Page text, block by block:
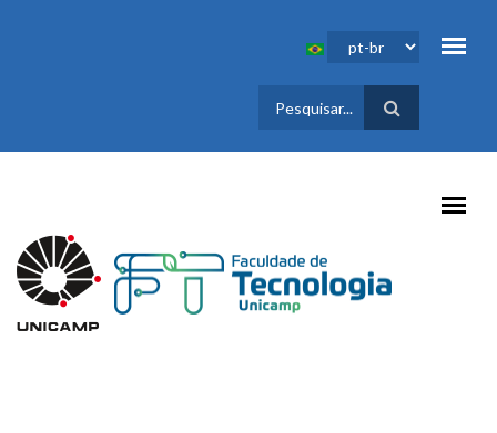
FORMULÁRIO
DE BUSCA